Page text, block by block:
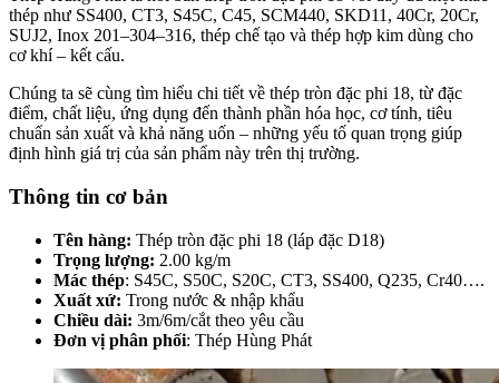
thép như SS400, CT3, S45C, C45, SCM440, SKD11, 40Cr, 20Cr,
SUJ2, Inox 201–304–316, thép chế tạo và thép hợp kim dùng cho
cơ khí – kết cấu.
Chúng ta sẽ cùng tìm hiểu chi tiết về thép tròn đặc phi 18, từ đặc
điểm, chất liệu, ứng dụng đến thành phần hóa học, cơ tính, tiêu
chuẩn sản xuất và khả năng uốn – những yếu tố quan trọng giúp
định hình giá trị của sản phẩm này trên thị trường.
Thông tin cơ bản
Tên hàng: Thép tròn đặc phi 18 (láp đặc D18)
Trọng lượng: 2.00 kg/m
Mác thép: S45C, S50C, S20C, CT3, SS400, Q235, Cr40….
Xuất xứ: Trong nước & nhập khẩu
Chiều dài: 3m/6m/cắt theo yêu cầu
Đơn vị phân phối: Thép Hùng Phát